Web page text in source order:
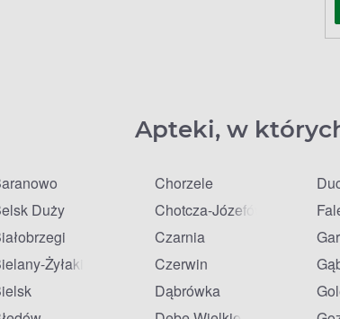
Apteki, w
Duży
Żyłaki
Chorzele
Chotcza-Józefów
Czarnia
Czerwin
Dąbrówka